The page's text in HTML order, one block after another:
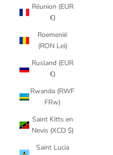
Réunion (EUR
€)
Roemenië
(RON Lei)
Rusland (EUR
€)
Rwanda (RWF
FRw)
Saint Kitts en
Nevis (XCD $)
Saint Lucia